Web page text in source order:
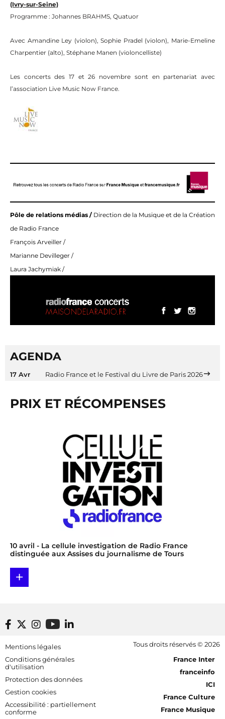
(Ivry-sur-Seine)
Programme : Johannes BRAHMS, Quatuor
Avec Amandine Ley (violon), Sophie Pradel (violon), Marie-Emeline
Charpentier (alto), Stéphane Manen (violoncelliste)
Les concerts des 17 et 26 novembre sont en partenariat avec
l’association Live Music Now France.
Pôle de relations médias / Direction de la Musique et de la Création
de Radio France
François Arveiller /
Marianne Devilleger /
Laura Jachymiak /
AGENDA
17 Avr Radio France et le Festival du Livre de Paris 2026
PRIX ET RÉCOMPENSES
10 avril - La cellule investigation de Radio France
distinguée aux Assises du journalisme de Tours
+
Footer bottom
Mentions légales
Conditions générales
d'utilisation
Protection des données
Gestion cookies
Accessibilité : partiellement
conforme
Tous droits réservés © 2026
[RDF] Pied de page - Mobile
France Inter
franceinfo
ICI
France Culture
France Musique